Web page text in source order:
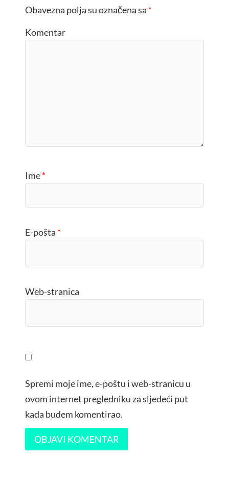
Obavezna polja su označena sa *
Komentar
Ime*
E-pošta *
Web-stranica
Spremi moje ime, e-poštu i web-stranicu u
ovom internet pregledniku za sljedeći put
kada budem komentirao.